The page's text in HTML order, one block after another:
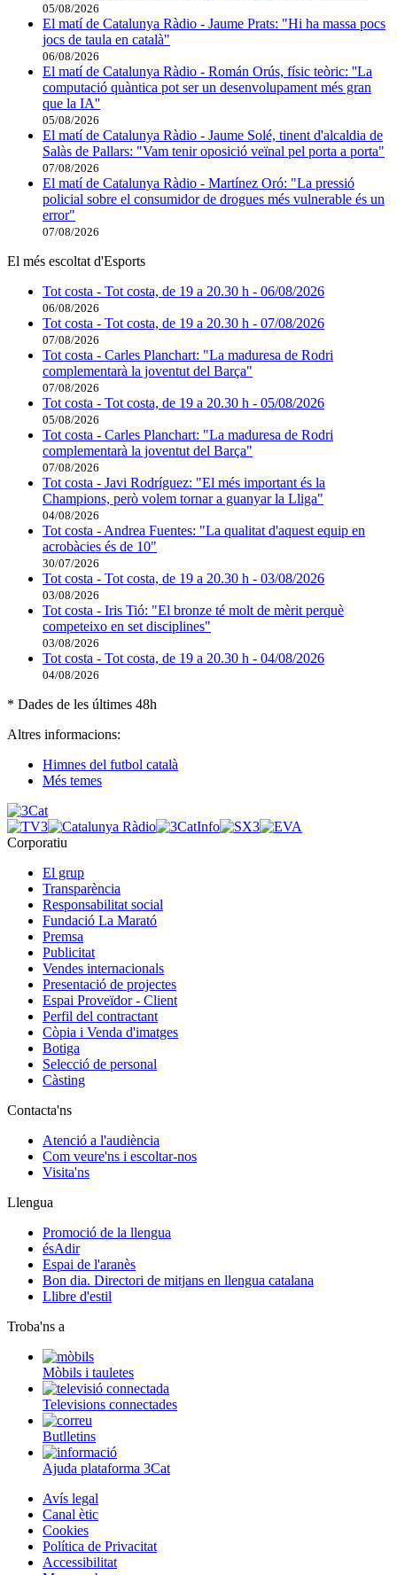
05/08/2026
El matí de Catalunya Ràdio - Jaume Prats: "Hi ha massa pocs
jocs de taula en català"
06/08/2026
El matí de Catalunya Ràdio - Román Orús, físic teòric: ''La
computació quàntica pot ser un desenvolupament més gran
que la IA''
05/08/2026
El matí de Catalunya Ràdio - Jaume Solé, tinent d'alcaldia de
Salàs de Pallars: "Vam tenir oposició veïnal pel porta a porta"
07/08/2026
El matí de Catalunya Ràdio - Martínez Oró: "La pressió
policial sobre el consumidor de drogues més vulnerable és un
error"
07/08/2026
El més escoltat d'Esports
Tot costa - Tot costa, de 19 a 20.30 h - 06/08/2026
06/08/2026
Tot costa - Tot costa, de 19 a 20.30 h - 07/08/2026
07/08/2026
Tot costa - Carles Planchart: "La maduresa de Rodri
complementarà la joventut del Barça"
07/08/2026
Tot costa - Tot costa, de 19 a 20.30 h - 05/08/2026
05/08/2026
Tot costa - Carles Planchart: "La maduresa de Rodri
complementarà la joventut del Barça"
07/08/2026
Tot costa - Javi Rodríguez: "El més important és la
Champions, però volem tornar a guanyar la Lliga"
04/08/2026
Tot costa - Andrea Fuentes: "La qualitat d'aquest equip en
acrobàcies és de 10"
30/07/2026
Tot costa - Tot costa, de 19 a 20.30 h - 03/08/2026
03/08/2026
Tot costa - Iris Tió: "El bronze té molt de mèrit perquè
competeixo en set disciplines"
03/08/2026
Tot costa - Tot costa, de 19 a 20.30 h - 04/08/2026
04/08/2026
* Dades de les últimes 48h
Altres informacions:
Himnes del futbol català
Més temes
Corporatiu
El grup
Transparència
Responsabilitat social
Fundació La Marató
Premsa
Publicitat
Vendes internacionals
Presentació de projectes
Espai Proveïdor - Client
Perfil del contractant
Còpia i Venda d'imatges
Botiga
Selecció de personal
Càsting
Contacta'ns
Atenció a l'audiència
Com veure'ns i escoltar-nos
Visita'ns
Llengua
Promoció de la llengua
ésAdir
Espai de l'aranès
Bon dia. Directori de mitjans en llengua catalana
Llibre d'estil
Troba'ns a
Mòbils i tauletes
Televisions connectades
Butlletins
Ajuda plataforma 3Cat
Avís legal
Canal ètic
Cookies
Política de Privacitat
Accessibilitat